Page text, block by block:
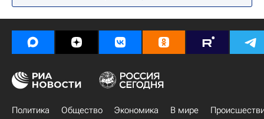
Политика Общество Экономика В мире